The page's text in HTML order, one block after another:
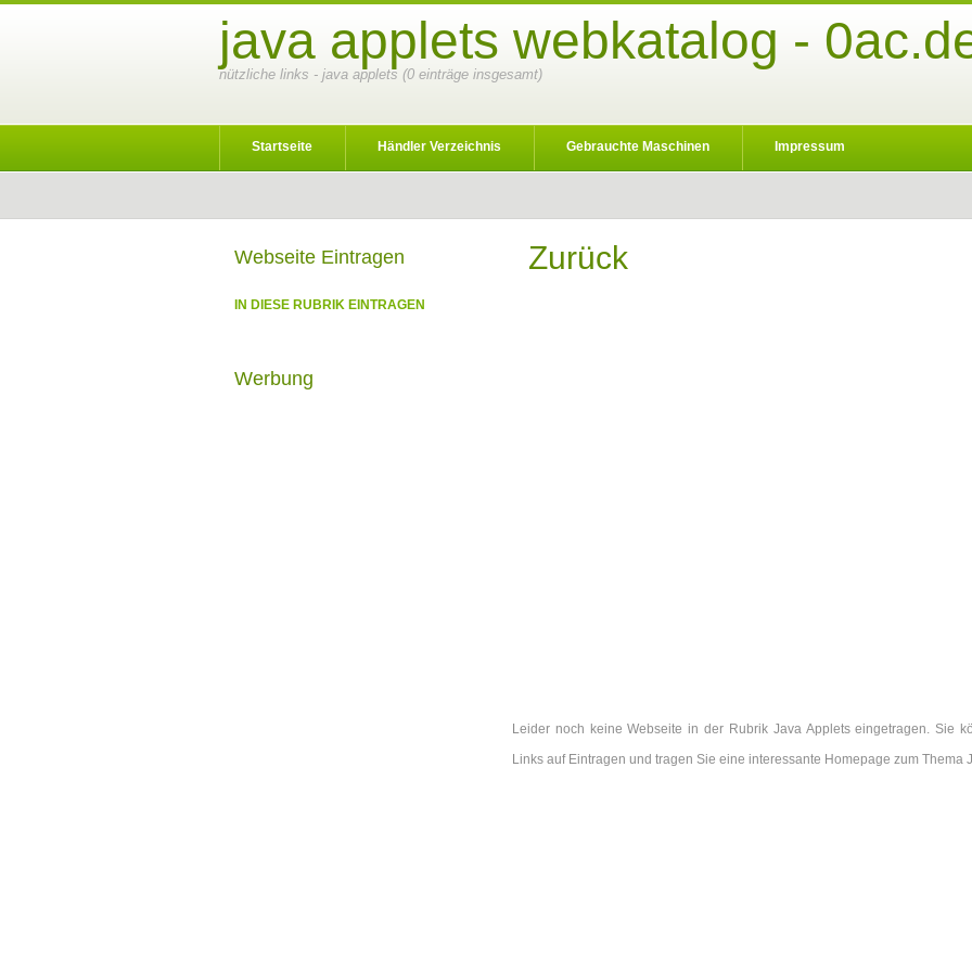
java applets webkatalog -
nützliche links - java applets (0 einträge insgesamt)
Startseite Händler Verzeichnis Gebrauchte Maschinen Impressum
Zurück
Leider noch keine Webseite in der Rubrik Java Applets eingetragen. Sie
Links auf Eintragen und tragen Sie eine interessante Homepage zum Thema
Webseite Eintragen
IN DIESE RUBRIK EINTRAGEN
Werbung